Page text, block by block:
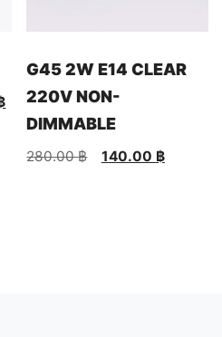
G45 2W E14 CLEAR
220V NON-
DIMMABLE
280.00฿
Original
140.00 ฿
Current